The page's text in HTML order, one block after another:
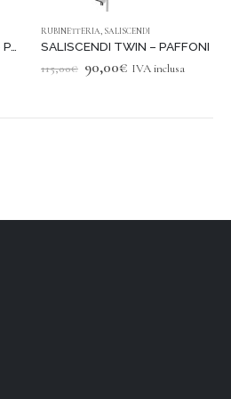
RUBINETTERIA, SALISCENDI
SALISCENDI TWIN – PAFFONI
115,00€ Original
price
90,00€Current
IVA inclusa